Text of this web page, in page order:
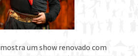
um show renovado com